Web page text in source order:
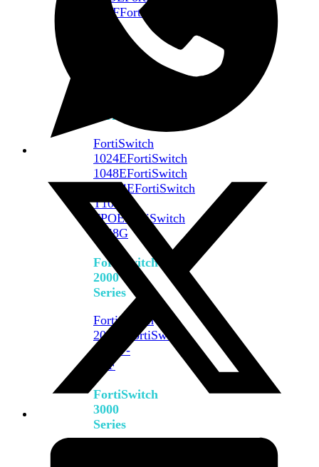
648FFortiSwitch
648F-
Series
FortiSwitch
1024EFortiSwitch
1048EFortiSwitch
T1024EFortiSwitch
T1024F-
FPOEFortiSwitch
1048G
FortiSwitch
2000
Series
FortiSwitch
2048F
FortiSwitch
2048F-
B2F
FortiSwitch
3000
Series